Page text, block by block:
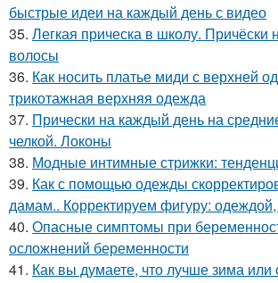
быстрые идеи на каждый день с видео
35. Легкая прическа в школу. Причёски
волосы
36. Как носить платье миди с верхней
трикотажная верхняя одежда
37. Прически на каждый день на
челкой. Локоны
38. Модные интимные стрижки:
39. Как с помощью одежды
дамам.. Корректируем фигуру:
40. Опасные симптомы при
осложнений беременности
41. Как вы думаете, что лучше зима или